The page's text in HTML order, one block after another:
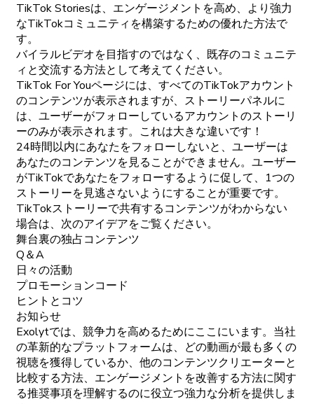
TikTok Storiesは、エンゲージメントを高め、より強力
なTikTokコミュニティを構築するための優れた方法で
す。
バイラルビデオを目指すのではなく、既存のコミュニテ
ィと交流する方法として考えてください。
TikTok For Youページには、すべてのTikTokアカウント
のコンテンツが表示されますが、ストーリーパネルに
は、ユーザーがフォローしているアカウントのストーリ
ーのみが表示されます。これは大きな違いです！
24時間以内にあなたをフォローしないと、ユーザーは
あなたのコンテンツを見ることができません。ユーザー
がTikTokであなたをフォローするように促して、1つの
ストーリーを見逃さないようにすることが重要です。
TikTokストーリーで共有するコンテンツがわからない
場合は、次のアイデアをご覧ください。
舞台裏の独占コンテンツ
Q＆A
日々の活動
プロモーションコード
ヒントとコツ
お知らせ
Exolytでは、競争力を高めるためにここにいます。当社
の革新的なプラットフォームは、どの動画が最も多くの
視聴を獲得しているか、他のコンテンツクリエーターと
比較する方法、エンゲージメントを改善する方法に関す
る推奨事項を理解するのに役立つ強力な分析を提供しま